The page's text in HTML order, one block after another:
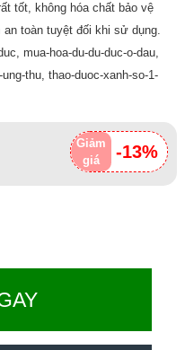
tốt, không hóa chất bảo vệ
toàn tuyệt đối khi sử dụng.
mua-hoa-du-du-duc-o-dau,
thu, thao-duoc-xanh-so-1-
Giảm
giá
-13%